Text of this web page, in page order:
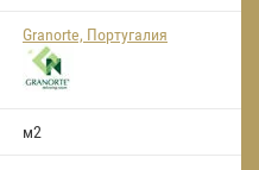
Granorte, Португалия
м2